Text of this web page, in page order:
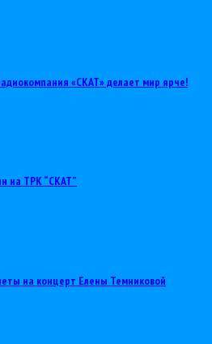
«СКАТ» делает мир ярче!
на ТРК “СКАТ”
на концерт Елены Темниковой